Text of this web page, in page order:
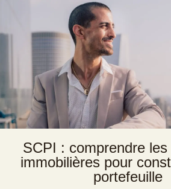
SCPI : comprendre
immobilières pour
portefeuille